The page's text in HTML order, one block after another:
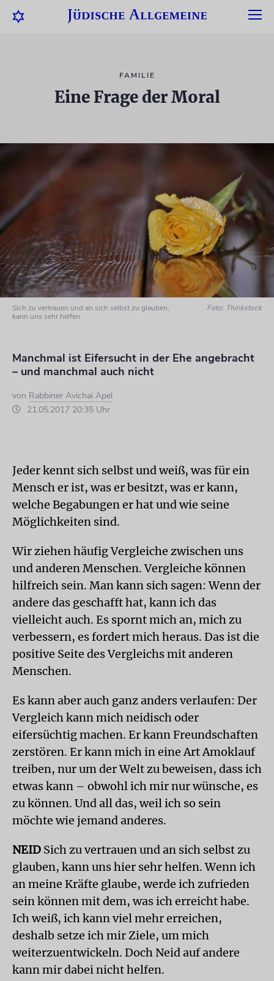
FAMILIE
Eine Frage der Moral
Sich zu vertrauen und an sich selbst zu glauben,
kann uns sehr helfen.
Foto: Thinkstock
Manchmal ist Eifersucht in der Ehe angebracht
– und manchmal auch nicht
von Rabbiner Avichai Apel
21.05.2017 20:35 Uhr
Jeder kennt sich selbst und weiß, was für ein
Mensch er ist, was er besitzt, was er kann,
welche Begabungen er hat und wie seine
Möglichkeiten sind.
Wir ziehen häufig Vergleiche zwischen uns
und anderen Menschen. Vergleiche können
hilfreich sein. Man kann sich sagen: Wenn der
andere das geschafft hat, kann ich das
vielleicht auch. Es spornt mich an, mich zu
verbessern, es fordert mich heraus. Das ist die
positive Seite des Vergleichs mit anderen
Menschen.
Es kann aber auch ganz anders verlaufen: Der
Vergleich kann mich neidisch oder
eifersüchtig machen. Er kann Freundschaften
zerstören. Er kann mich in eine Art Amoklauf
treiben, nur um der Welt zu beweisen, dass ich
etwas kann – obwohl ich mir nur wünsche, es
zu können. Und all das, weil ich so sein
möchte wie jemand anderes.
NEID Sich zu vertrauen und an sich selbst zu
glauben, kann uns hier sehr helfen. Wenn ich
an meine Kräfte glaube, werde ich zufrieden
sein können mit dem, was ich erreicht habe.
Ich weiß, ich kann viel mehr erreichen,
deshalb setze ich mir Ziele, um mich
weiterzuentwickeln. Doch Neid auf andere
kann mir dabei nicht helfen.